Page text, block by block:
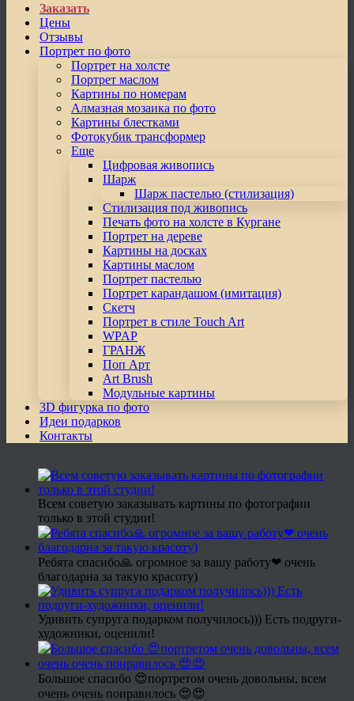
Заказать
Цены
Отзывы
Портрет по фото
Портрет на холсте
Портрет маслом
Картины по номерам
Алмазная мозаика по фото
Картины блестками
Фотокубик трансформер
Еще
Цифровая живопись
Шарж
Шарж пастелью (стилизация)
Стилизация под живопись
Печать фото на холсте в Кургане
Портрет на дереве
Картины на досках
Картины маслом
Портрет пастелью
Портрет карандашом (имитация)
Скетч
Портрет в стиле Touch Art
WPAP
ГРАНЖ
Поп Арт
Art Brush
Модульные картины
3D фигурка по фото
Идеи подарков
Контакты
Всем советую заказывать картины по фотографии
только в этой студии!
Ребята спасибо🙏 огромное за вашу работу❤ очень
благодарна за такую красоту)
Удивить супруга подарком получилось))) Есть подруги-
художники, оценили!
Большое спасибо 😍портретом очень довольны, всем
очень очень понравилось 😍😍